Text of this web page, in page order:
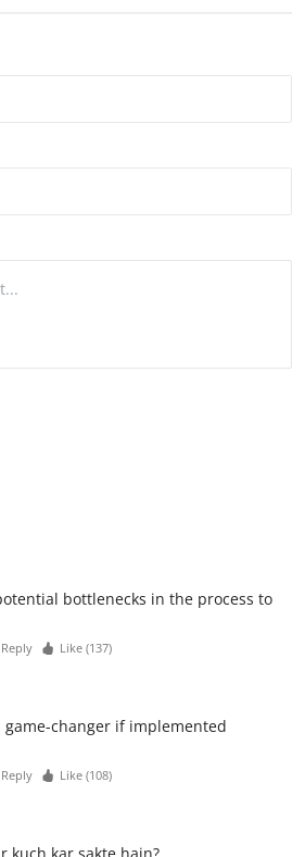
bottlenecks in the process to
Reply Like (137)
game-changer if implemented
Reply Like (108)